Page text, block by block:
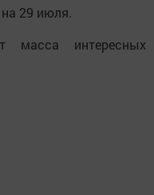
29 июля.
масса интересных